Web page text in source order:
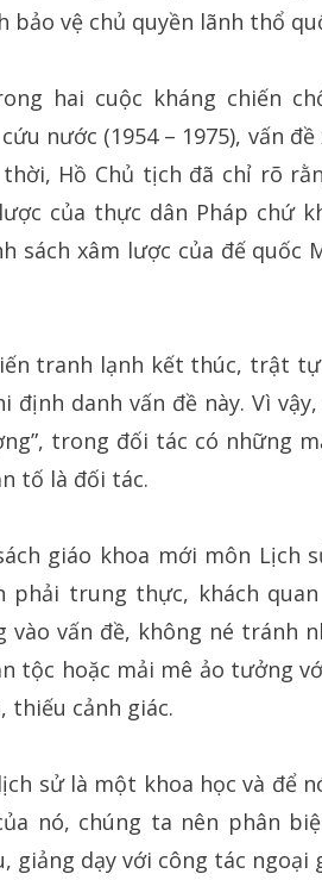
bảo vệ chủ quyền lãnh thổ
hai cuộc kháng chiến
nước (1954 – 1975), vấn
thời, Hồ Chủ tịch đã chỉ rõ
của thực dân Pháp chứ
sách xâm lược của đế quốc
tranh lạnh kết thúc, trật
định danh vấn đề này. Vì
trong đối tác có những
tố là đối tác.
giáo khoa mới môn Lịch
phải trung thực, khách
vào vấn đề, không né tránh
tộc hoặc mải mê ảo tưởng
thiếu cảnh giác.
sử là một khoa học và để
nó, chúng ta nên phân
giảng dạy với công tác ngoại